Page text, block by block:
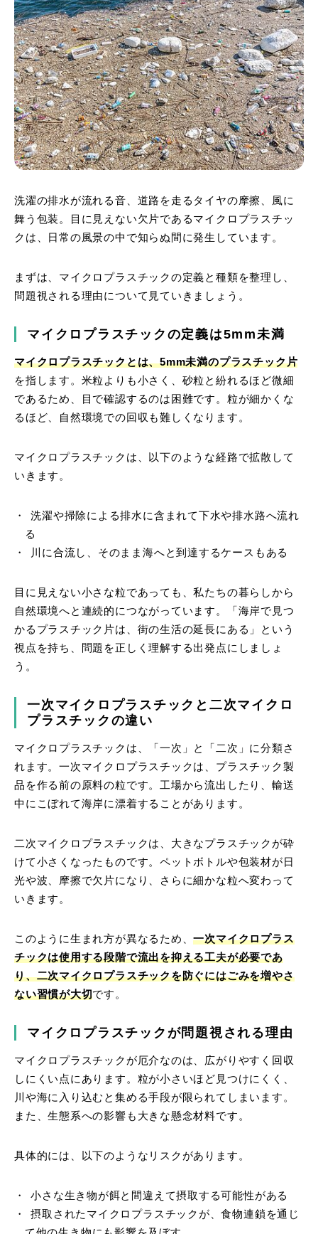
洗濯の排水が流れる音、道路を走るタイヤの摩擦、風に
舞う包装。目に見えない欠片であるマイクロプラスチッ
クは、日常の風景の中で知らぬ間に発生しています。
まずは、マイクロプラスチックの定義と種類を整理し、
問題視される理由について見ていきましょう。
マイクロプラスチックの定義は5mm未満
マイクロプラスチックとは、5mm未満のプラスチック片
を指します。米粒よりも小さく、砂粒と紛れるほど微細
であるため、目で確認するのは困難です。粒が細かくな
るほど、自然環境での回収も難しくなります。
マイクロプラスチックは、以下のような経路で拡散して
いきます。
洗濯や掃除による排水に含まれて下水や排水路へ流れ
る
川に合流し、そのまま海へと到達するケースもある
目に見えない小さな粒であっても、私たちの暮らしから
自然環境へと連続的につながっています。「海岸で見つ
かるプラスチック片は、街の生活の延長にある」という
視点を持ち、問題を正しく理解する出発点にしましょ
う。
一次マイクロプラスチックと二次マイクロ
プラスチックの違い
マイクロプラスチックは、「一次」と「二次」に分類さ
れます。一次マイクロプラスチックは、プラスチック製
品を作る前の原料の粒です。工場から流出したり、輸送
中にこぼれて海岸に漂着することがあります。
二次マイクロプラスチックは、大きなプラスチックが砕
けて小さくなったものです。ペットボトルや包装材が日
光や波、摩擦で欠片になり、さらに細かな粒へ変わって
いきます。
このように生まれ方が異なるため、一次マイクロプラス
チックは使用する段階で流出を抑える工夫が必要であ
り、二次マイクロプラスチックを防ぐにはごみを増やさ
ない習慣が大切です。
マイクロプラスチックが問題視される理由
マイクロプラスチックが厄介なのは、広がりやすく回収
しにくい点にあります。粒が小さいほど見つけにくく、
川や海に入り込むと集める手段が限られてしまいます。
また、生態系への影響も大きな懸念材料です。
具体的には、以下のようなリスクがあります。
小さな生き物が餌と間違えて摂取する可能性がある
摂取されたマイクロプラスチックが、食物連鎖を通じ